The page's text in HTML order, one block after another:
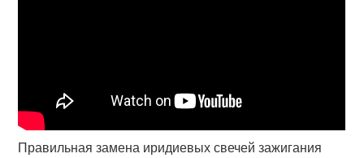
Правильная замена иридиевых свечей зажигания